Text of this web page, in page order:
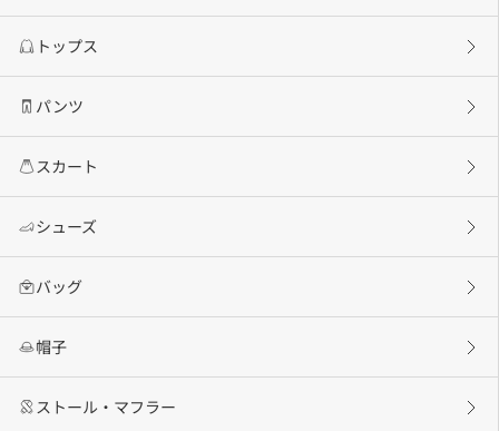
トップス
パンツ
スカート
シューズ
バッグ
帽子
ストール・マフラー